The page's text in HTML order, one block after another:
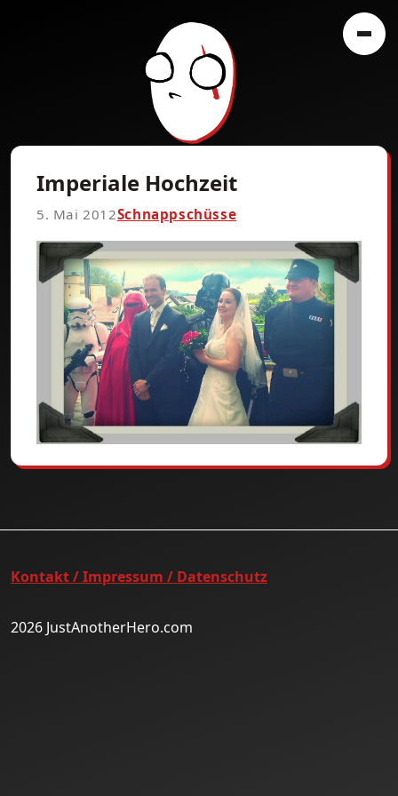
Imperiale Hochzeit
5. Mai 2012Schnappschüsse
Kontakt / Impressum / Datenschutz
2026 JustAnotherHero.com